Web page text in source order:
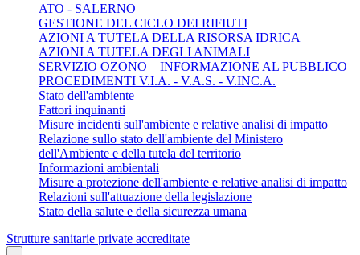
ATO - SALERNO
GESTIONE DEL CICLO DEI RIFIUTI
AZIONI A TUTELA DELLA RISORSA IDRICA
AZIONI A TUTELA DEGLI ANIMALI
SERVIZIO OZONO – INFORMAZIONE AL PUBBLICO
PROCEDIMENTI V.I.A. - V.A.S. - V.INC.A.
Stato dell'ambiente
Fattori inquinanti
Misure incidenti sull'ambiente e relative analisi di impatto
Relazione sullo stato dell'ambiente del Ministero
dell'Ambiente e della tutela del territorio
Informazioni ambientali
Misure a protezione dell'ambiente e relative analisi di impatto
Relazioni sull'attuazione della legislazione
Stato della salute e della sicurezza umana
Strutture sanitarie private accreditate